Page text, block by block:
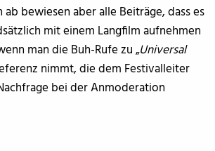
ab bewiesen aber alle Beiträge, dass es
mit einem Langfilm aufnehmen
man die Buh-Rufe zu „Universal
nimmt, die dem Festivalleiter
bei der Anmoderation